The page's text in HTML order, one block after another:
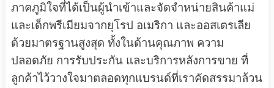
ภาคภูมิใจที่ได้เป็นผู้นำเข้าและจัดจำหน่ายสินค้าแม่
และเด็กพรีเมียมจากยุโรป อเมริกา และออสเตรเลีย
ด้วยมาตรฐานสูงสุด ทั้งในด้านคุณภาพ ความ
ปลอดภัย การรับประกัน และบริการหลังการขาย ที่
ลูกค้าไว้วางใจมาตลอดทุกแบรนด์ที่เราคัดสรรมาล้วน